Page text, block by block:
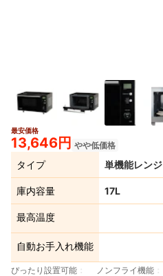
最安価格
13,646円 やや低価格
タイプ 単機能レンジ
庫内容量 17L
最高温度
自動お手入れ機能
ぴったり設置可能 ノンフライ機能